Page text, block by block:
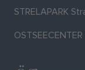
STRELAPARK